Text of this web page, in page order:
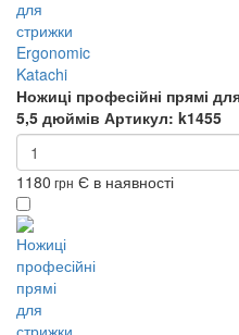
Ножиці професійні прямі
5,5 дюймів Артикул: k1455
1180 грн Є в наявності